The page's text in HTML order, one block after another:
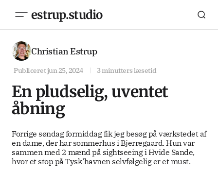
estrup.studio
Christian Estrup
Publiceretjun 25, 2024 3 minutters læsetid
En pludselig, uventet
åbning
Forrige søndag formiddag fik jeg besøg på værkstedet af
en dame, der har sommerhus i Bjerregaard. Hun var
sammen med 2 mænd på sightseeing i Hvide Sande,
hvor et stop på Tysk’havnen selvfølgelig er et must.